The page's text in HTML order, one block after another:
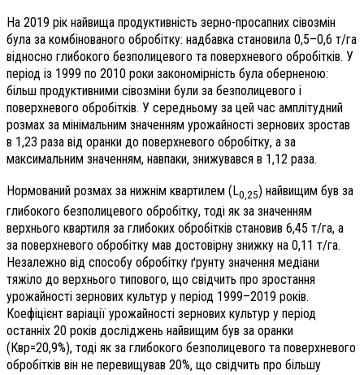
На 2019 рік найвища продуктивність зерно-просапних сівозмін
була за комбінованого обробітку: надбавка становила 0,5–0,6 т/га
відносно глибокого безполицевого та поверхневого обробітків. У
період із 1999 по 2010 роки закономірність була оберненою:
більш продуктивними сівозміни були за безполицевого і
поверхневого обробітків. У середньому за цей час амплітудний
розмах за мінімальним значенням урожайності зернових зростав
в 1,23 раза від оранки до поверхневого обробітку, а за
максимальним значенням, навпаки, знижувався в 1,12 раза.
Нормований розмах за нижнім квартилем (L0,25) найвищим був за
глибокого безполицевого обробітку, тоді як за значенням
верхнього квартиля за глибоких обробітків становив 6,45 т/га, а
за поверхневого обробітку мав достовірну знижку на 0,11 т/га.
Незалежно від способу обробітку ґрунту значення медіани
тяжіло до верхнього типового, що свідчить про зростання
урожайності зернових культур у період 1999–2019 років.
Коефіцієнт варіації урожайності зернових культур у період
останніх 20 років досліджень найвищим був за оранки
(Квр=20,9%), тоді як за глибокого безполицевого та поверхневого
обробітків він не перевищував 20%, що свідчить про більшу